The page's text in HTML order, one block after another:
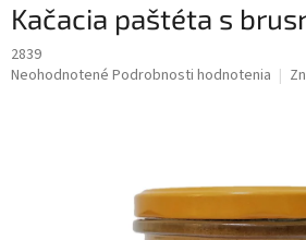
Kačacia paštéta s
2839
Priemerné
Neohodnotené Podrobnosti hodnotenia